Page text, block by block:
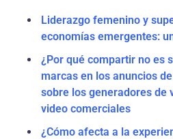
Liderazgo femenino y
economías emergentes:
¿Por qué compartir no es
marcas en los anuncios
sobre los generadores de
video comerciales
¿Cómo afecta a la